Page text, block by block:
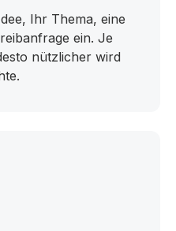
Ihr Thema, eine
ein. Je
nützlicher wird